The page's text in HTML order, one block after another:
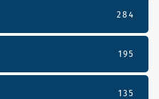
284
195
135